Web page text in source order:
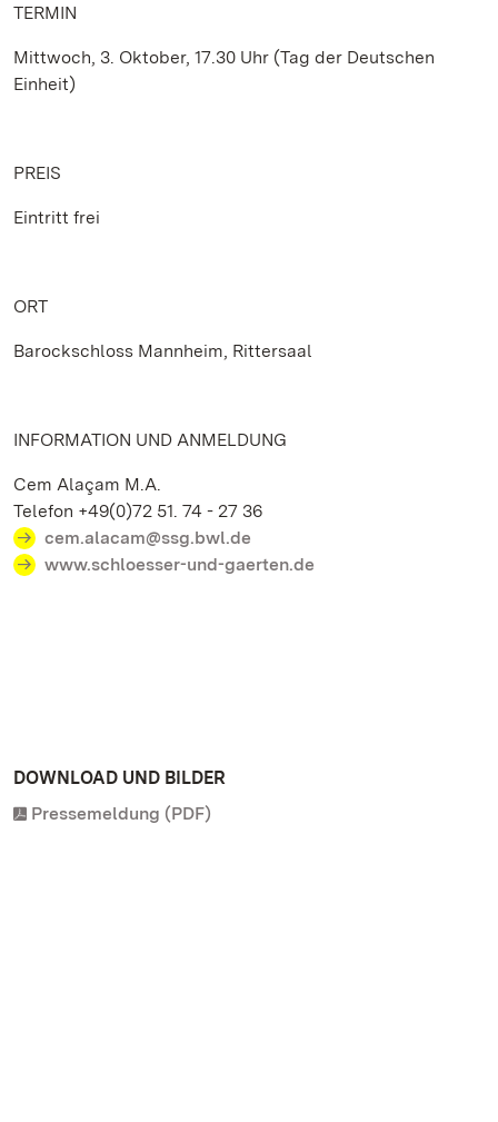
TERMIN
Mittwoch, 3. Oktober, 17.30 Uhr (Tag der Deutschen
Einheit)
PREIS
Eintritt frei
ORT
Barockschloss Mannheim, Rittersaal
INFORMATION UND ANMELDUNG
Cem Alaçam M.A.
Telefon +49(0)72 51. 74 - 27 36
cem.alacam@ssg.bwl.de
www.schloesser-und-gaerten.de
DOWNLOAD UND BILDER
Pressemeldung (PDF)